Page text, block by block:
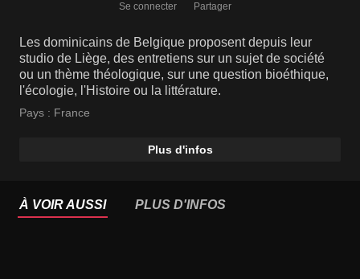
Se connecter Partager
Les dominicains de Belgique proposent depuis leur
studio de Liège, des entretiens sur un sujet de société
ou un thème théologique, sur une question bioéthique,
l'écologie, l'Histoire ou la littérature.
Pays : France
Plus d'infos
À VOIR AUSSI PLUS D'INFOS